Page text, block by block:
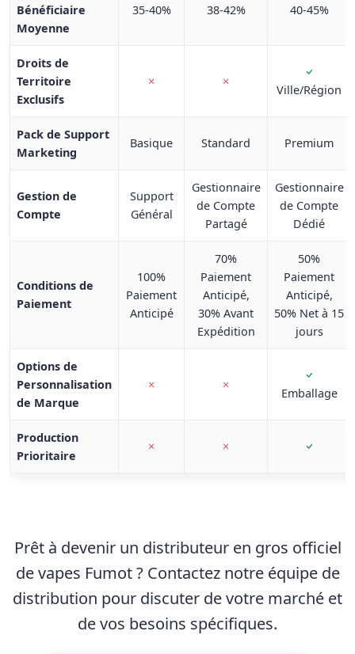
Bénéficiaire
Moyenne
35-40% 38-42% 40-45%
Droits de
Territoire
Exclusifs
Ville/Région
Pack de Support
Marketing
Basique Standard Premium
Gestion de
Compte
Support
Général
Gestionnaire
de Compte
Partagé
Gestionnaire
de Compte
Dédié
Conditions de
Paiement
100%
Paiement
Anticipé
70%
Paiement
Anticipé,
30% Avant
Expédition
50%
Paiement
Anticipé,
50% Net à 15
jours
Options de
Personnalisation
de Marque
Emballage
Production
Prioritaire
Prêt à devenir un distributeur en gros officiel
de vapes Fumot? Contactez notre équipe de
distribution pour discuter de votre marché et
de vos besoins spécifiques.